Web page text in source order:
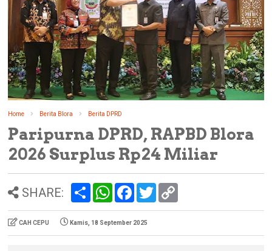
Home Berita Blora Berita DPRD
Paripurna DPRD, RAPBD Blora
2026 Surplus Rp24 Miliar
SHARE:
e
W
s
A
b
o
w
e
i
CAH CEPU Kamis, 18 September 2025